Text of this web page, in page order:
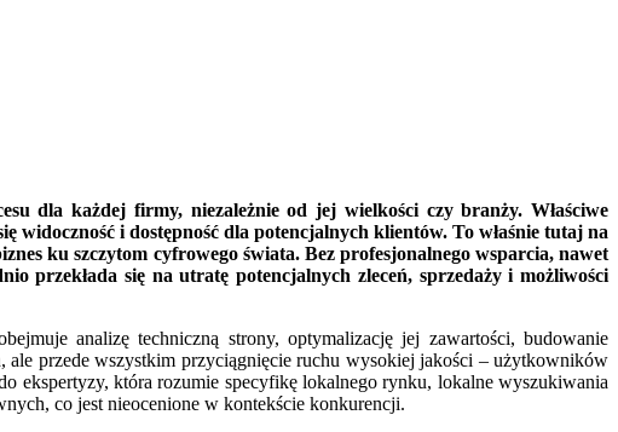
dla każdej firmy, niezależnie od jej wielkości czy branży. Właściwe
i dostępność dla potencjalnych klientów. To właśnie tutaj na
ku szczytom cyfrowego świata. Bez profesjonalnego wsparcia, nawet
przekłada się na utratę potencjalnych zleceń, sprzedaży i możliwości
analizę techniczną strony, optymalizację jej zawartości, budowanie
przede wszystkim przyciągnięcie ruchu wysokiej jakości – użytkowników
ekspertyzy, która rozumie specyfikę lokalnego rynku, lokalne wyszukiwania
co jest nieocenione w kontekście konkurencji.